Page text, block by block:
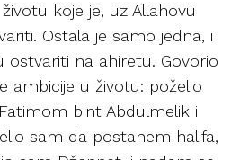
koje je, uz Allahovu
Ostala je samo jedna, i
ostvariti na ahiretu. Govorio
ambicije u životu: poželio
bint Abdulmelik i
sam da postanem halifa,